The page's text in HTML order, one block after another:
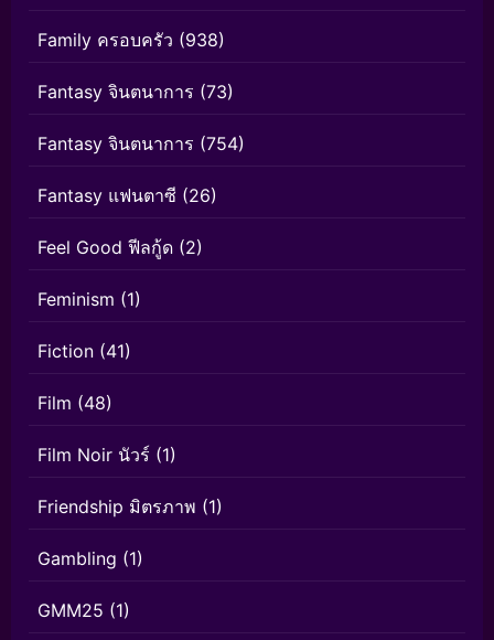
Family ครอบครัว (938)
Fantasy จินตนาการ (73)
Fantasy จินตนาการ (754)
Fantasy แฟนตาซี (26)
Feel Good ฟีลกู้ด (2)
Feminism (1)
Fiction (41)
Film (48)
Film Noir นัวร์ (1)
Friendship มิตรภาพ (1)
Gambling (1)
GMM25 (1)